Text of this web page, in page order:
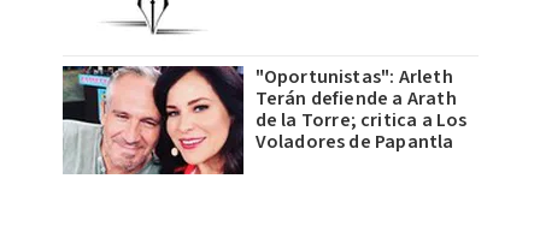
"Oportunistas": Arleth
Terán defiende a Arath
de la Torre; critica a Los
Voladores de Papantla